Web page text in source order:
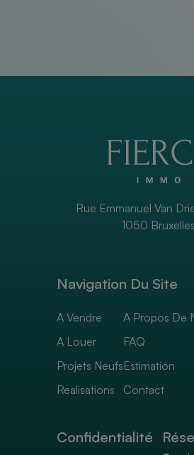
Navigation Du Site
A Vendre
A Louer
Projets Neufs
Realisations
A Propos De
FAQ
Estimation
Contact
Rue Emmanuel Van
1050 Bruxelles
Confidentialité